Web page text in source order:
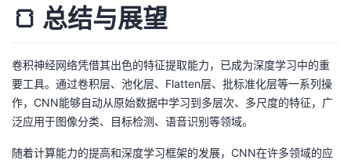
🍞 总结与展望
卷积神经网络凭借其出色的特征提取能力，已成为深度学习中的重
要工具。通过卷积层、池化层、Flatten层、批标准化层等一系列操
作，CNN能够自动从原始数据中学习到多层次、多尺度的特征，广
泛应用于图像分类、目标检测、语音识别等领域。
随着计算能力的提高和深度学习框架的发展，CNN在许多领域的应